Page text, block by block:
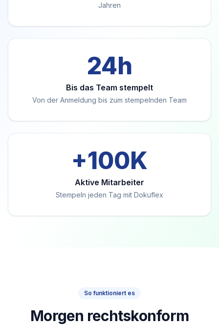
Jahren
24h
Bis das Team stempelt
Von der Anmeldung bis zum stempelnden Team
+100K
Aktive Mitarbeiter
Stempeln jeden Tag mit Dokuflex
So funktioniert es
Morgen rechtskonform